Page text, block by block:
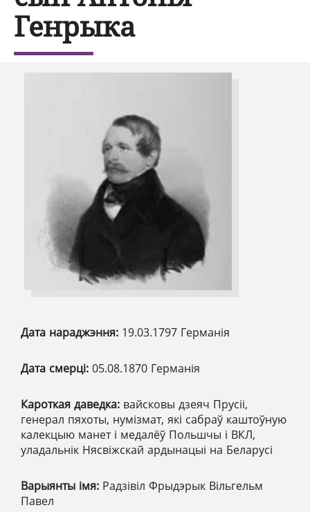
Генрыка
Дата нараджэння: 19.03.1797 Германія
Дата смерці: 05.08.1870 Германія
Кароткая даведка: вайсковы дзеяч Прусіі,
генерал пяхоты, нумізмат, які сабраў каштоўную
калекцыю манет і медалёў Польшчы і ВКЛ,
уладальнік Нясвіжскай ардынацыі на Беларусі
Варыянты імя: Радзівіл Фрыдэрык Вільгельм
Павел